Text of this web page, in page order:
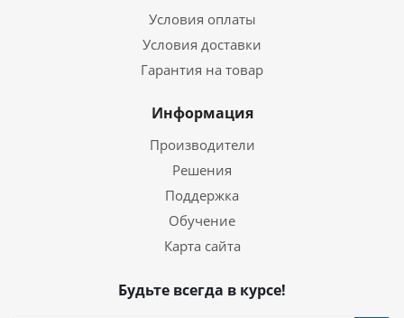
Условия оплаты
Условия доставки
Гарантия на товар
Информация
Производители
Решения
Поддержка
Обучение
Карта сайта
Будьте всегда в курсе!